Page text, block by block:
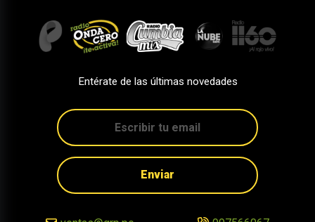
Entérate de las últimas novedades
Enviar